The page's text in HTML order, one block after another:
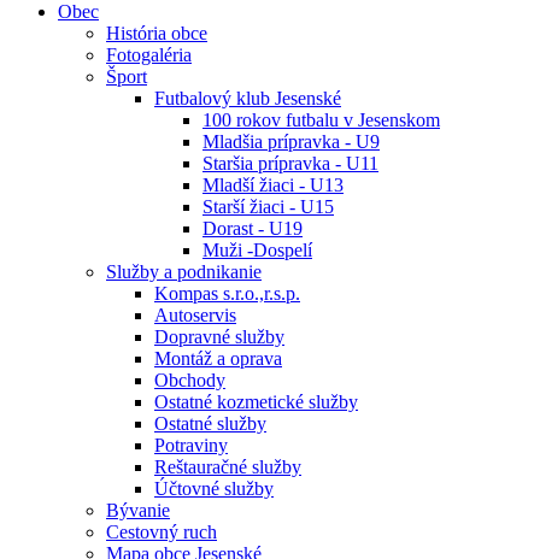
Obec
História obce
Fotogaléria
Šport
Futbalový klub Jesenské
100 rokov futbalu v Jesenskom
Mladšia prípravka - U9
Staršia prípravka - U11
Mladší žiaci - U13
Starší žiaci - U15
Dorast - U19
Muži -Dospelí
Služby a podnikanie
Kompas s.r.o.,r.s.p.
Autoservis
Dopravné služby
Montáž a oprava
Obchody
Ostatné kozmetické služby
Ostatné služby
Potraviny
Reštauračné služby
Účtovné služby
Bývanie
Cestovný ruch
Mapa obce Jesenské